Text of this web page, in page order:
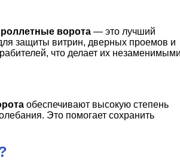
ворота — это лучший
защиты витрин, дверных проемов и
что делает их
обеспечивают высокую степень
Это помогает сохранить